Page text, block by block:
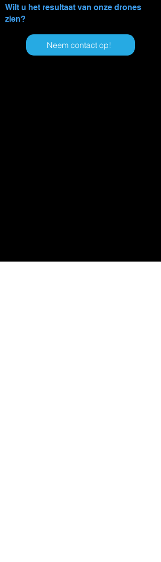
Wilt u het resultaat van onze drones
zien?
Neem contact op!